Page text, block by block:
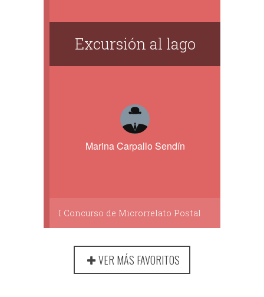
Excursión al lago
Marina Carpallo Sendín
I Concurso de Microrrelato Postal
VER MÁS FAVORITOS